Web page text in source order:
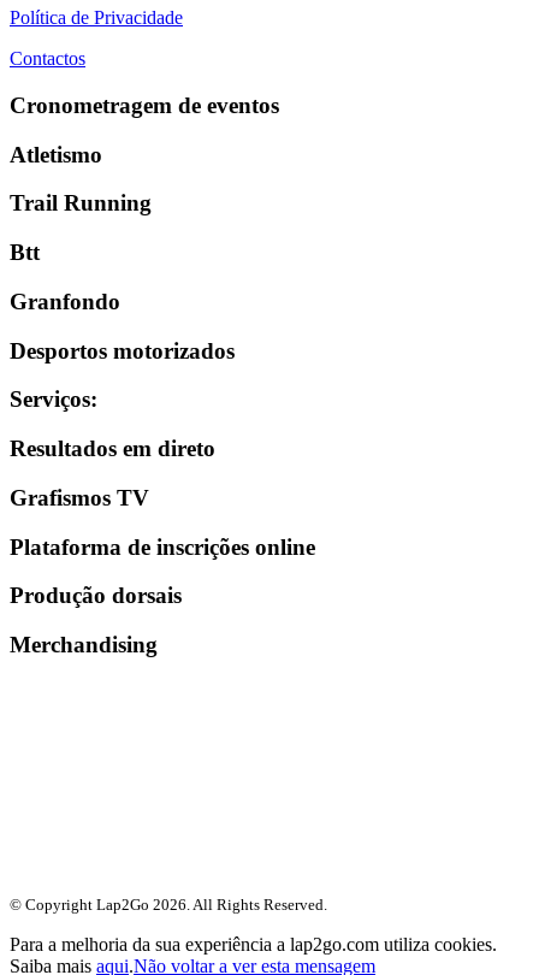
Política de Privacidade
Contactos
Cronometragem de eventos
Atletismo
Trail Running
Btt
Granfondo
Desportos motorizados
Serviços:
Resultados em direto
Grafismos TV
Plataforma de inscrições online
Produção dorsais
Merchandising
© Copyright Lap2Go 2026 . All Rights Reserved.
Para a melhoria da sua experiência a lap2go.com utiliza cookies.
Saiba mais aqui.Não voltar a ver esta mensagem